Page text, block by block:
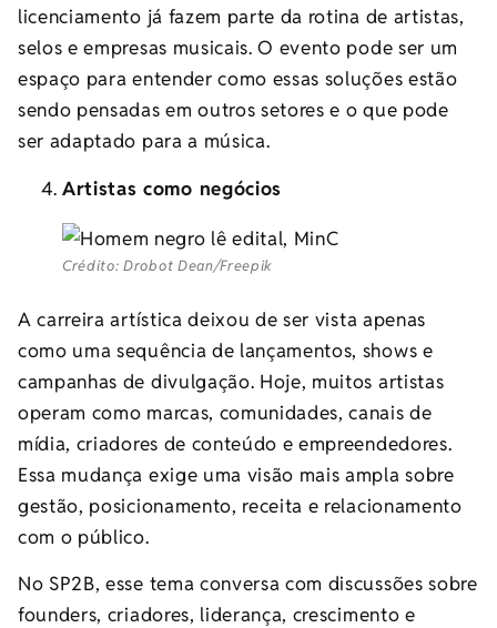
licenciamento já fazem parte da rotina de artistas,
selos e empresas musicais. O evento pode ser um
espaço para entender como essas soluções estão
sendo pensadas em outros setores e o que pode
ser adaptado para a música.
Artistas como negócios
Crédito: Drobot Dean/Freepik
A carreira artística deixou de ser vista apenas
como uma sequência de lançamentos, shows e
campanhas de divulgação. Hoje, muitos artistas
operam como marcas, comunidades, canais de
mídia, criadores de conteúdo e empreendedores.
Essa mudança exige uma visão mais ampla sobre
gestão, posicionamento, receita e relacionamento
com o público.
No SP2B, esse tema conversa com discussões sobre
founders, criadores, liderança, crescimento e